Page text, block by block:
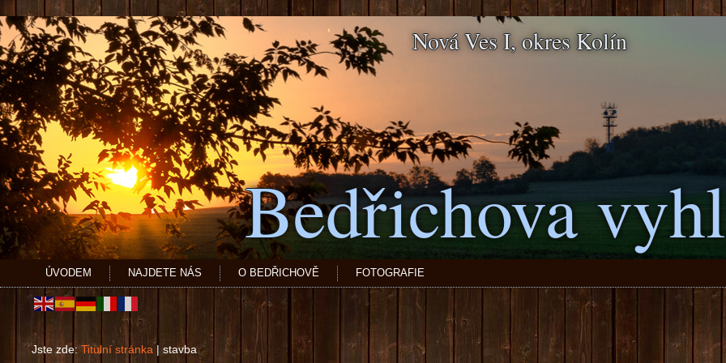
Bedřichova
Nová Ves I, okres Kolín
ÚVODEM NAJDETE NÁS O BEDŘICHOVĚ FOTOGRAFIE
Jste zde:Titulní stránka| stavba